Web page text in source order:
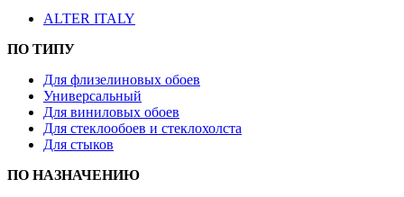
ALTER ITALY
ПО ТИПУ
Для флизелиновых обоев
Универсальный
Для виниловых обоев
Для стеклообоев и стеклохолста
Для стыков
ПО НАЗНАЧЕНИЮ